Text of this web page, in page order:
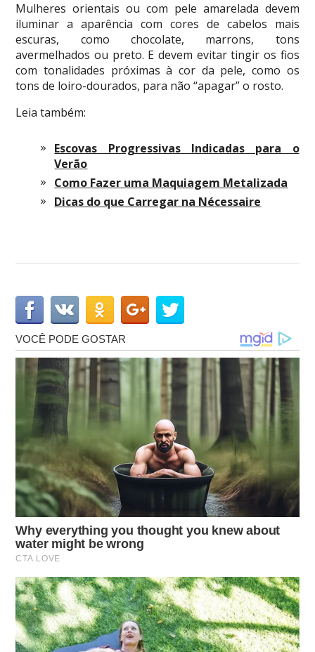
Mulheres orientais ou com pele amarelada devem
iluminar a aparência com cores de cabelos mais
escuras, como chocolate, marrons, tons
avermelhados ou preto. E devem evitar tingir os fios
com tonalidades próximas à cor da pele, como os
tons de loiro-dourados, para não “apagar” o rosto.
Leia também:
Escovas Progressivas Indicadas para o
Verão
Como Fazer uma Maquiagem Metalizada
Dicas do que Carregar na Nécessaire